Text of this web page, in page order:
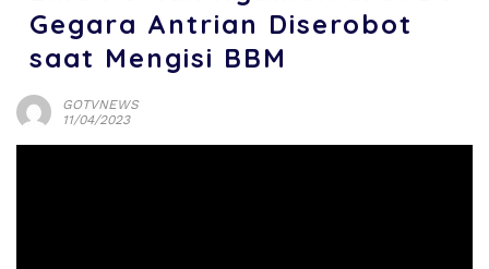
Gegara Antrian Diserobot
saat Mengisi BBM
GOTVNEWS
11/04/2023